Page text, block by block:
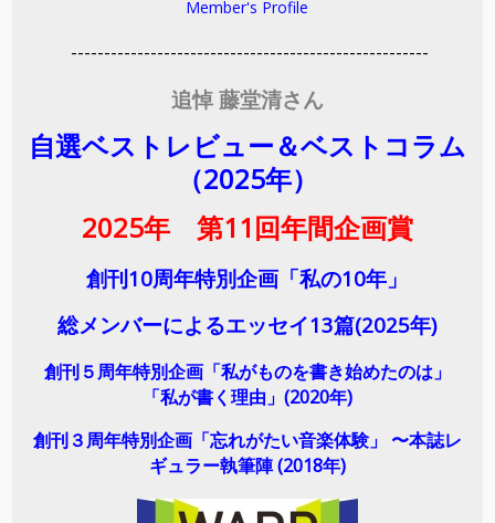
Member's Profile
------------------------------------------------------
追悼 藤堂清さん
自選ベストレビュー＆ベストコラム
（2025年）
2025年 第11回年間企画賞
創刊10周年特別企画「私の10年」
総メンバーによるエッセイ13篇(2025年)
創刊５周年特別企画「私がものを書き始めたのは」
「私が書く理由」(2020年)
創刊３周年特別企画「忘れがたい音楽体験」 〜本誌レ
ギュラー執筆陣 (2018年)